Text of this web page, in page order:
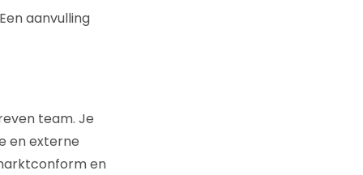
aanvulling
team. Je
en externe
en